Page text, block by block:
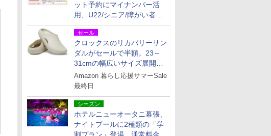
ット予約にマイナンバー活
用、U22/シニア/障がい者割
を9月15日から発売
セール
クロックスのリカバリーサン
ダルがセールで半額。23～
31cmの幅広いサイズ展開、
独自のクッション素材を採用
Amazon 暮らし応援サマーSale
最終日
シーズン
ホテルニューオータニ幕張、
ナイトプールに2種類の「学